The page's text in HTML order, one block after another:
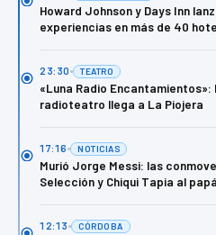
Howard Johnson y Days Inn
experiencias en más de 40
23:30 TEATRO
«Luna Radio
radioteatro llega a La Piojera
17:16 NOTICIAS
Murió Jorge Messi: las
Selección y Chiqui Tapia al
12:13 CÓRDOBA